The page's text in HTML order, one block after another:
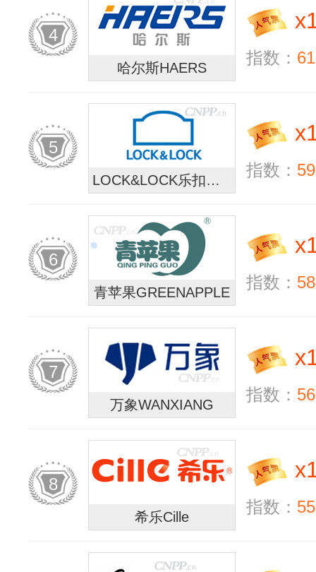
4
哈尔斯HAERS
x
指数：
5
LOCK&LOCK乐扣乐扣
x
指数：
6
青苹果GREENAPPLE
x
指数：
7
万象WANXIANG
x
指数：
8
希乐Cille
x
指数：